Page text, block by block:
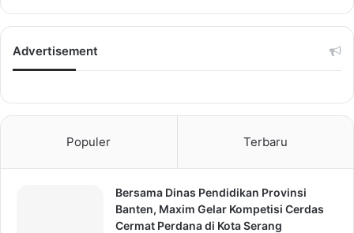
Advertisement
Populer Terbaru
Bersama Dinas Pendidikan Provinsi
Banten, Maxim Gelar Kompetisi Cerdas
Cermat Perdana di Kota Serang